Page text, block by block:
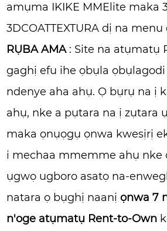
amụma IKIKE MMElite maka
3DCOATTEXTURA dị na
RỤBA AMA: Site na atụmatụ
gaghị efu ihe ọbụla
ndenye aha ahụ. Ọ bụrụ na ị
ahụ, nke a pụtara na ị zụtara
maka ọnụọgụ ọnwa kwesịrị
i mechaa mmemme ahụ nke
ụgwọ ugboro asatọ na-
natara ọ bụghị naanịọnwa 7
n'oge atụmatụ Rent-to-Own